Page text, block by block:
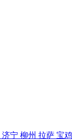
济宁 柳州 拉萨 宝鸡